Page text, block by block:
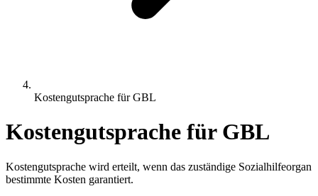
Kostengutsprache für GBL
Kostengutsprache für GBL
Kostengutsprache wird erteilt, wenn das zuständige Sozialhilfeorgan
bestimmte Kosten garantiert.